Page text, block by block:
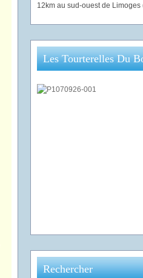
12km au sud-ouest de
Les Tourterelles Du
Rechercher